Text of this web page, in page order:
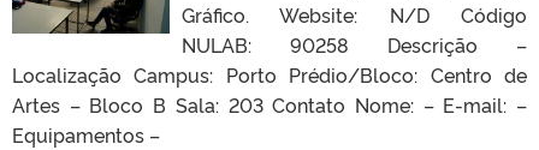
Gráfico. Website: N/D Código
NULAB: 90258 Descrição –
Localização Campus: Porto Prédio/Bloco: Centro de
Artes – Bloco B Sala: 203 Contato Nome: – E-mail: –
Equipamentos –